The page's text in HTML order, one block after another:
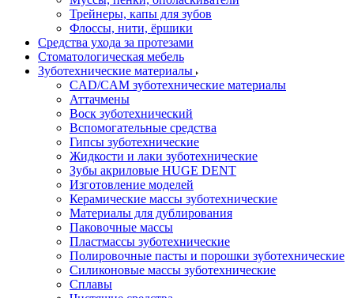
Трейнеры, капы для зубов
Флоссы, нити, ёршики
Средства ухода за протезами
Стоматологическая мебель
Зуботехнические материалы
CAD/CAM зуботехнические материалы
Аттачмены
Воск зуботехнический
Вспомогательные средства
Гипсы зуботехнические
Жидкости и лаки зуботехнические
Зубы акриловые HUGE DENT
Изготовление моделей
Керамические массы зуботехнические
Материалы для дублирования
Паковочные массы
Пластмассы зуботехнические
Полировочные пасты и порошки зуботехнические
Силиконовые массы зуботехнические
Сплавы